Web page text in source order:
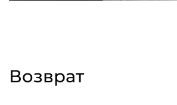
Возврат